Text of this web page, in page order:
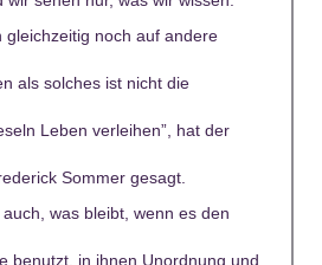
gleichzeitig noch auf andere
als solches ist nicht die
Leben verleihen”, hat der
Sommer gesagt.
was bleibt, wenn es den
benutzt, in ihnen Unordnung und